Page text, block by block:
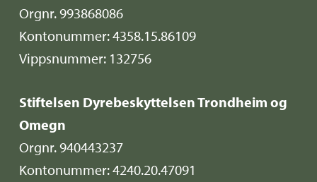
Orgnr. 993868086
Kontonummer: 4358.15.86109
Vippsnummer: 132756
Stiftelsen Dyrebeskyttelsen Trondheim og
Omegn
Orgnr. 940443237
Kontonummer: 4240.20.47091